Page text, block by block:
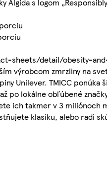
Algida s logom
sheets/detail/obesity-
výrobcom zmrzliny na
Unilever. TMICC
po lokálne obľúbené
ich takmer v 3
klasiku, alebo radi